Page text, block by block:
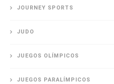
JOURNEY SPORTS
JUDO
JUEGOS OLÍMPICOS
JUEGOS PARALÍMPICOS